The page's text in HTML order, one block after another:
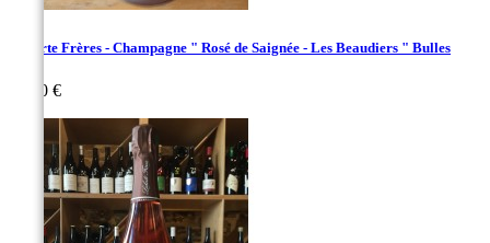
Laherte Frères - Champagne " Rosé de Saignée - Les Beaudiers " Bulles
76,00 €